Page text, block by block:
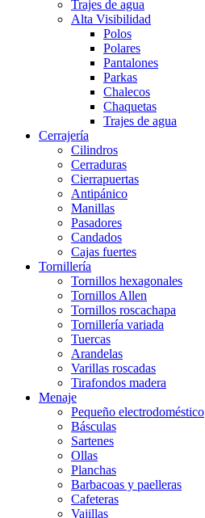
Trajes de agua
Alta Visibilidad
Polos
Polares
Pantalones
Parkas
Chalecos
Chaquetas
Trajes de agua
Cerrajería
Cilindros
Cerraduras
Cierrapuertas
Antipánico
Manillas
Pasadores
Candados
Cajas fuertes
Tornillería
Tornillos hexagonales
Tornillos Allen
Tornillos roscachapa
Tornillería variada
Tuercas
Arandelas
Varillas roscadas
Tirafondos madera
Menaje
Pequeño electrodoméstico
Básculas
Sartenes
Ollas
Planchas
Barbacoas y paelleras
Cafeteras
Vajillas